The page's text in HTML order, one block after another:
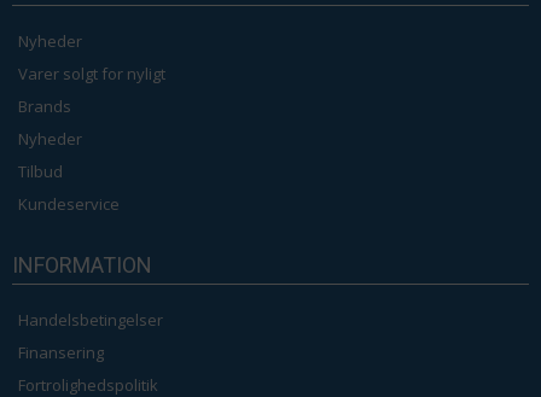
Nyheder
Varer solgt for nyligt
Brands
Nyheder
Tilbud
Kundeservice
INFORMATION
Handelsbetingelser
Finansering
Fortrolighedspolitik